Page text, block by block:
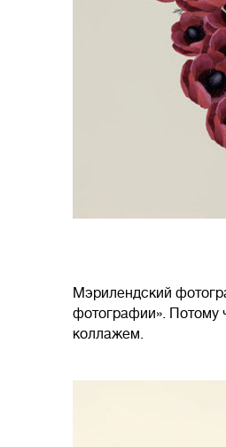
Мэрилендский
фотографии». Потому
коллажем.